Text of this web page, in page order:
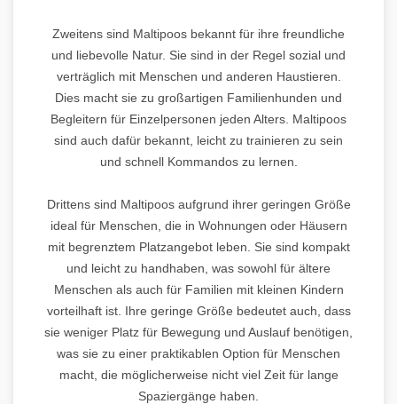
Zweitens sind Maltipoos bekannt für ihre freundliche
und liebevolle Natur. Sie sind in der Regel sozial und
verträglich mit Menschen und anderen Haustieren.
Dies macht sie zu großartigen Familienhunden und
Begleitern für Einzelpersonen jeden Alters. Maltipoos
sind auch dafür bekannt, leicht zu trainieren zu sein
und schnell Kommandos zu lernen.
Drittens sind Maltipoos aufgrund ihrer geringen Größe
ideal für Menschen, die in Wohnungen oder Häusern
mit begrenztem Platzangebot leben. Sie sind kompakt
und leicht zu handhaben, was sowohl für ältere
Menschen als auch für Familien mit kleinen Kindern
vorteilhaft ist. Ihre geringe Größe bedeutet auch, dass
sie weniger Platz für Bewegung und Auslauf benötigen,
was sie zu einer praktikablen Option für Menschen
macht, die möglicherweise nicht viel Zeit für lange
Spaziergänge haben.